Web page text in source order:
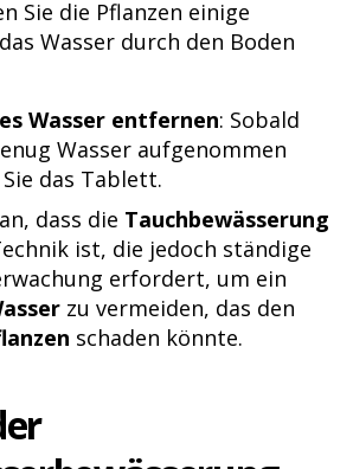
Sie die Pflanzen einige
Wasser durch den Boden
Wasser entfernen: Sobald
Wasser aufgenommen
das Tablett.
dass die Tauchbewässerung
ist, die jedoch ständige
erfordert, um ein
zu vermeiden, das den
schaden könnte.